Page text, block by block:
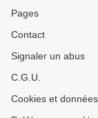
Pages
Contact
Signaler un abus
C.G.U.
Cookies et